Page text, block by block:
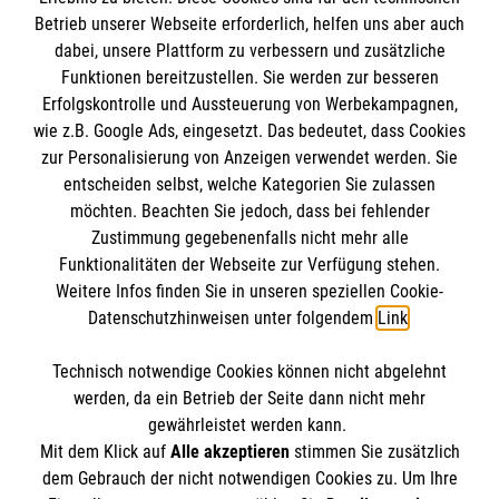
IBAN: DE10 3706 0120 1201 2000 12
BIC: GENODED 1PA7
Newsletter abonnieren
Cookies verwalten|AGB|Impressum|Datenschutz
Barrierefreiheit |Kontakt| Sharepoint|Mediathek
Betrieb unserer Webseite erforderlich, helfen uns aber auch
dabei, unsere Plattform zu verbessern und zusätzliche
Funktionen bereitzustellen. Sie werden zur besseren
Erfolgskontrolle und Aussteuerung von Werbekampagnen,
wie z.B. Google Ads, eingesetzt. Das bedeutet, dass Cookies
zur Personalisierung von Anzeigen verwendet werden. Sie
entscheiden selbst, welche Kategorien Sie zulassen
möchten. Beachten Sie jedoch, dass bei fehlender
Zustimmung gegebenenfalls nicht mehr alle
Funktionalitäten der Webseite zur Verfügung stehen.
Weitere Infos finden Sie in unseren speziellen Cookie-
Datenschutzhinweisen unter folgendem Link.
Technisch notwendige Cookies können nicht abgelehnt
werden, da ein Betrieb der Seite dann nicht mehr
gewährleistet werden kann.
Mit dem Klick auf Alle akzeptierenstimmen Sie zusätzlich
dem Gebrauch der nicht notwendigen Cookies zu. Um Ihre